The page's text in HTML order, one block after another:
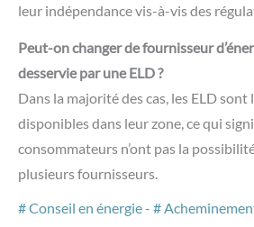
leur indépendance vis-à-vis des
Peut-on changer de fournisseur
desservie par une ELD ?
Dans la majorité des cas, les ELD
disponibles dans leur zone, ce qui
consommateurs n’ont pas la
plusieurs fournisseurs.
Conseil en énergie-